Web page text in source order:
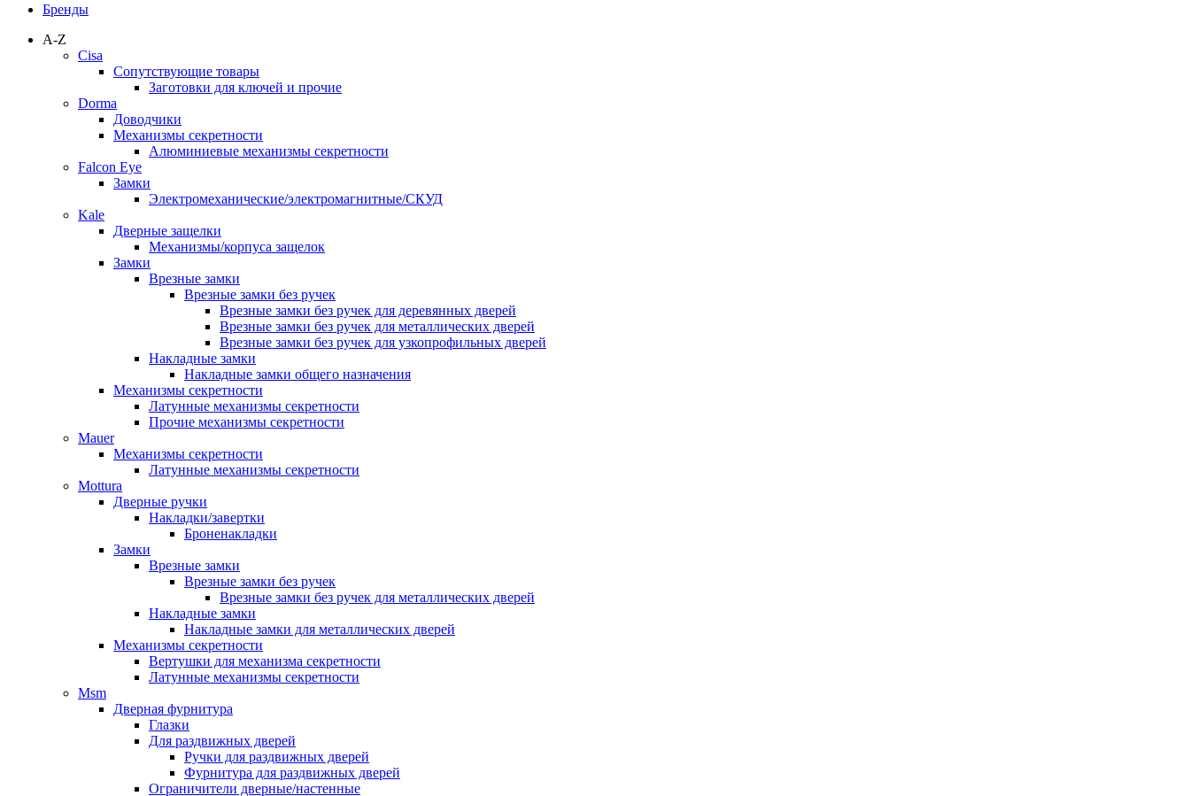
Бренды
A-Z
Cisa
Сопутствующие товары
Заготовки для ключей и прочие
Dorma
Доводчики
Механизмы секретности
Алюминиевые механизмы секретности
Falcon Eye
Замки
Электромеханические/электромагнитные/СКУД
Kale
Дверные защелки
Механизмы/корпуса защелок
Замки
Врезные замки
Врезные замки без ручек
Врезные замки без ручек для деревянных дверей
Врезные замки без ручек для металлических дверей
Врезные замки без ручек для узкопрофильных дверей
Накладные замки
Накладные замки общего назначения
Механизмы секретности
Латунные механизмы секретности
Прочие механизмы секретности
Mauer
Механизмы секретности
Латунные механизмы секретности
Mottura
Дверные ручки
Накладки/завертки
Броненакладки
Замки
Врезные замки
Врезные замки без ручек
Врезные замки без ручек для металлических дверей
Накладные замки
Накладные замки для металлических дверей
Механизмы секретности
Вертушки для механизма секретности
Латунные механизмы секретности
Msm
Дверная фурнитура
Глазки
Для раздвижных дверей
Ручки для раздвижных дверей
Фурнитура для раздвижных дверей
Ограничители дверные/настенные